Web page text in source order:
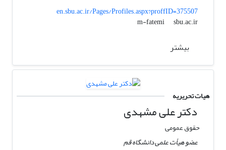
en.sbu.ac.ir/Pages/Profiles.aspx?proffID=375507
m-fatemi
sbu.ac.ir
بیشتر
هیات تحریریه
دکتر علی مشهدی
حقوق عمومی
عضو هیأت علمی دانشگاه قم